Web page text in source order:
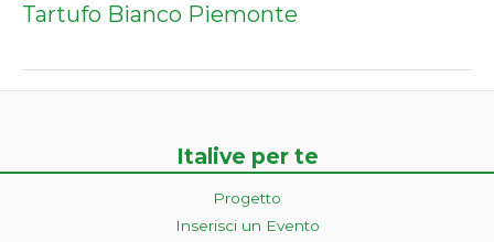
Tartufo Bianco Piemonte
Italive per te
Progetto
Inserisci un Evento